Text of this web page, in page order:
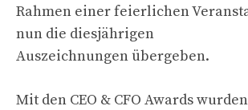
Rahmen einer feierlichen
nun die diesjährigen
Auszeichnungen übergeben.
Mit den CEO & CFO Awards